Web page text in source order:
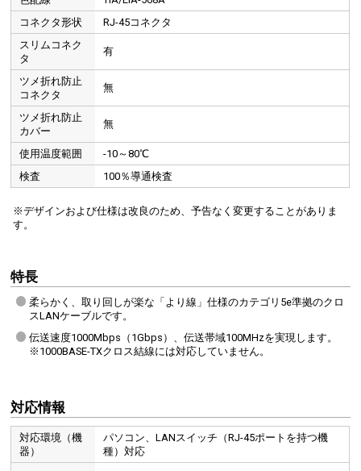
コネクタ形状
RJ-45コネクタ
スリムコネク
タ
有
ツメ折れ防止
コネクタ
無
ツメ折れ防止
カバー
無
使用温度範囲
-10～80℃
検査
100％導通検査
※デザインおよび仕様は改良のため、予告なく変更することがありま
す。
特長
柔らかく、取り回しが楽な「より線」仕様のカテゴリ5e準拠のクロ
スLANケーブルです。
伝送速度1000Mbps（1Gbps）、伝送帯域100MHzを実現します。
※1000BASE-TXクロス結線には対応していません。
対応情報
対応環境（機
器）
パソコン、LANスイッチ（RJ-45ポートを持つ機
種）対応